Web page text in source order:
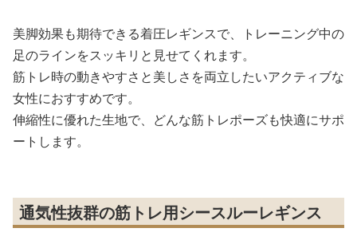
美脚効果も期待できる着圧レギンスで、トレーニング中の
足のラインをスッキリと見せてくれます。
筋トレ時の動きやすさと美しさを両立したいアクティブな
女性におすすめです。
伸縮性に優れた生地で、どんな筋トレポーズも快適にサポ
ートします。
通気性抜群の筋トレ用シースルーレギンス